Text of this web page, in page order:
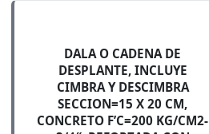
DALA O CADENA DE
DESPLANTE, INCLUYE
CIMBRA Y DESCIMBRA
SECCION=15 X 20 CM,
CONCRETO F’C=200 KG/CM2-